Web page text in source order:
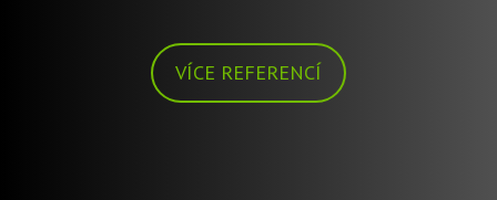
VÍCE REFERENCÍ